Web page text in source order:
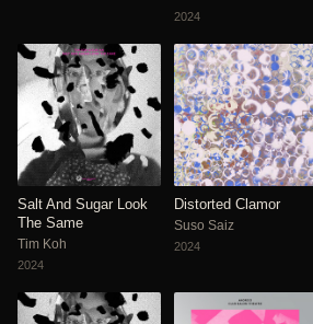
2024
Salt And Sugar Look
The Same
Tim Koh
2024
Distorted Clamor
Suso Saiz
2024